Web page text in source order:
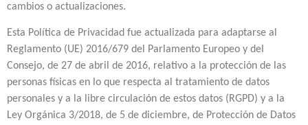
cambios o actualizaciones.
Esta Política de Privacidad fue actualizada para adaptarse al
Reglamento (UE) 2016/679 del Parlamento Europeo y del
Consejo, de 27 de abril de 2016, relativo a la protección de las
personas físicas en lo que respecta al tratamiento de datos
personales y a la libre circulación de estos datos (RGPD) y a la
Ley Orgánica 3/2018, de 5 de diciembre, de Protección de Datos